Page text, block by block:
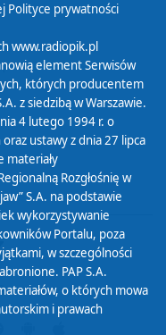
Polityce prywatności
www.radiopik.pl
element Serwisów
których producentem
z siedzibą w Warszawie.
4 lutego 1994 r. o
ustawy z dnia 27 lipca
materiały
Rozgłośnię w
S.A. na podstawie
wykorzystywanie
Portalu, poza
w szczególności
PAP S.A.
o których mowa
i prawach